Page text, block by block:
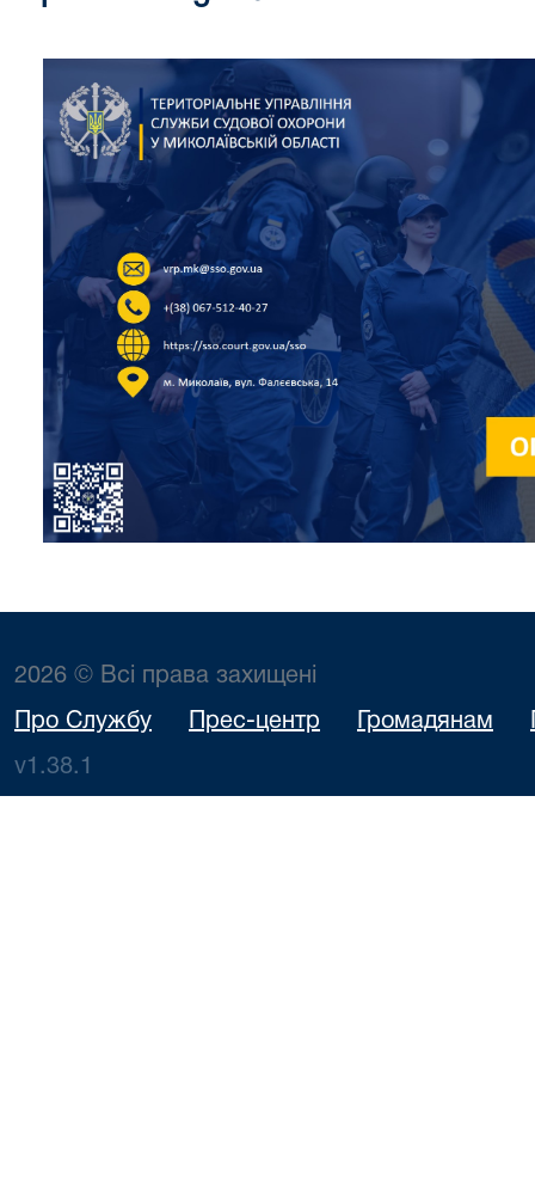
2026 © Всі права захищені
Про Службу Прес-центр Громадянам
v1.38.1